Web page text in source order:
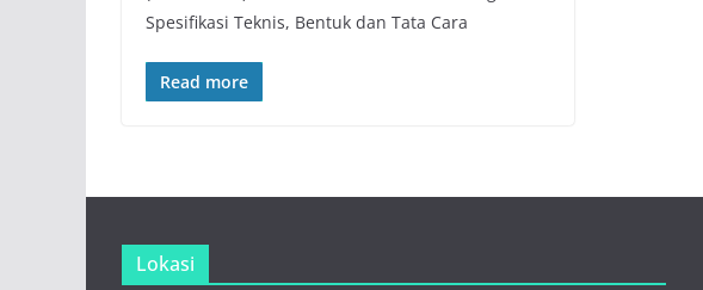
Spesifikasi Teknis, Bentuk dan Tata Cara
Read more
Lokasi